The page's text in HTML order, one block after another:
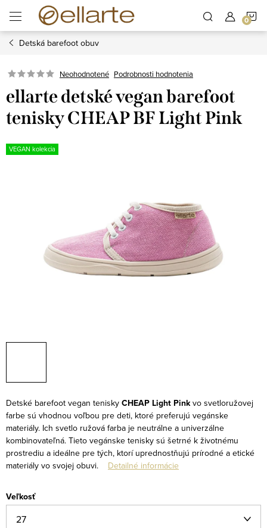
obsah
Detská barefoot obuv
Neohodnotené Podrobnosti hodnotenia
ellarte detské vegan barefoot
tenisky CHEAP BF Light Pink
VEGAN kolekcia
Detské barefoot vegan tenisky CHEAP Light Pinkvo svetloružovej
farbe sú vhodnou voľbou pre deti, ktoré preferujú vegánske
materiály. Ich svetlo ružová farba je neutrálne a univerzálne
kombinovateľná. Tieto vegánske tenisky sú šetrné k životnému
prostrediu a ideálne pre tých, ktorí uprednostňujú prírodné a etické
materiály vo svojej obuvi.
Detailné informácie
Veľkosť